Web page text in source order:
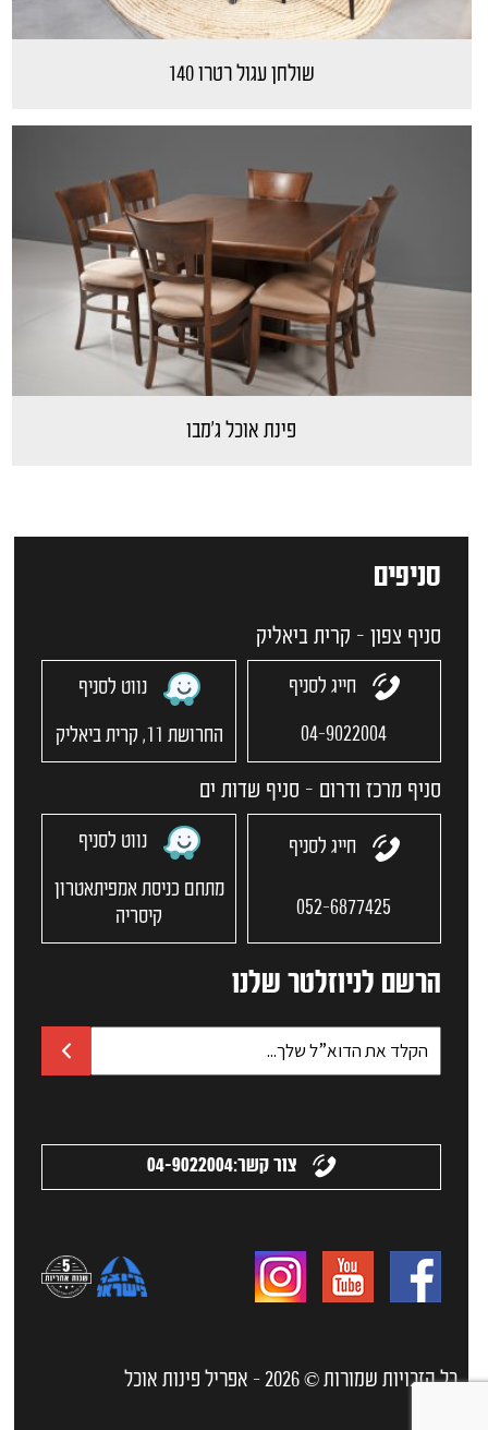
שולחן עגול רטרו 140
פינת אוכל ג'מבו
סניפים
סניף צפון - קרית ביאליק
חייג לסניף
04-9022004
נווט לסניף
החרושת 11, קרית ביאליק
סניף מרכז ודרום - סניף שדות ים
חייג לסניף
052-6877425
נווט לסניף
מתחם כניסת אמפיתאטרון
קיסריה
הרשם לניוזלטר שלנו
צור קשר:04-9022004
כל הזכויות שמורות © 2026 - אפריל פינות אוכל